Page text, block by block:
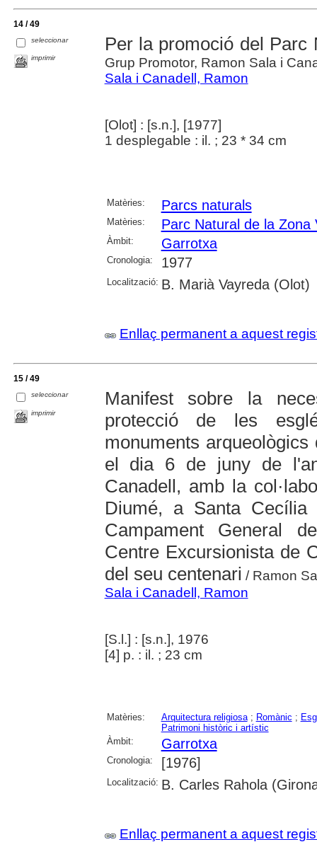
14 / 49
seleccionar
imprimir
Per la promoció del Parc
Grup Promotor, Ramon Sala i
Sala i Canadell, Ramon
[Olot] : [s.n.], [1977]
1 desplegable : il. ; 23 * 34 cm
Matèries: Parcs naturals
Matèries: Parc Natural de la Zona
Àmbit: Garrotxa
Cronologia: 1977
Localització: B. Marià Vayreda (Olot)
Enllaç permanent a aquest
15 / 49
seleccionar
imprimir
Manifest sobre la
protecció de les
monuments
el dia 6 de juny de
Canadell, amb la
Diumé, a Santa
Campament General
Centre Excursionista de
del seu centenari / Ramon
Sala i Canadell, Ramon
[S.l.] : [s.n.], 1976
[4] p. : il. ; 23 cm
Matèries: Arquitectura religiosa; Romànic ;
Patrimoni històric i artístic
Àmbit:
Garrotxa
Cronologia: [1976]
Localització: B. Carles Rahola
Enllaç permanent a aquest